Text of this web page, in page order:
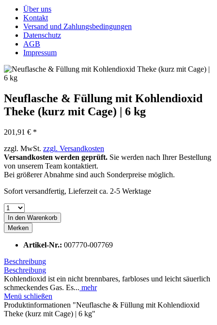
Über uns
Kontakt
Versand und Zahlungsbedingungen
Datenschutz
AGB
Impressum
Neuflasche & Füllung mit Kohlendioxid
Theke (kurz mit Cage) | 6 kg
201,91 € *
zzgl. MwSt. zzgl. Versandkosten
Versandkosten werden geprüft. Sie werden nach Ihrer Bestellung
von unserem Team kontaktiert.
Bei größerer Abnahme sind auch Sonderpreise möglich.
Sofort versandfertig, Lieferzeit ca. 2-5 Werktage
In den Warenkorb
Merken
Artikel-Nr.: 007770-007769
Beschreibung
Beschreibung
Kohlendioxid ist ein nicht brennbares, farbloses und leicht säuerlich
schmeckendes Gas. Es... mehr
Menü schließen
Produktinformationen "Neuflasche & Füllung mit Kohlendioxid
Theke (kurz mit Cage) | 6 kg"